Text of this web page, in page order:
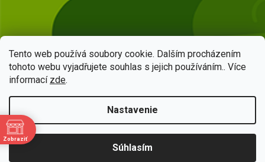
Tento web používá soubory cookie. Dalším procházením
tohoto webu vyjadřujete souhlas s jejich používáním.. Více
informací zde.
Nastavenie
Súhlasím
Copyright 2026
nastavenie cookies
Zobraziť